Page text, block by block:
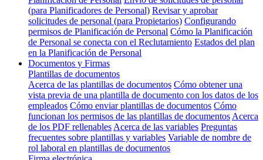
(para Planificadores de Personal) Revisar y aprobar
solicitudes de personal (para Propietarios) Configurando
permisos de Planificación de Personal Cómo la Planificación
de Personal se conecta con el Reclutamiento Estados del plan
en la Planificación de Personal
Documentos y Firmas
Plantillas de documentos
Acerca de las plantillas de documentos Cómo obtener una
vista previa de una plantilla de documento con los datos de los
empleados Cómo enviar plantillas de documentos Cómo
funcionan los permisos de las plantillas de documentos Acerca
de los PDF rellenables Acerca de las variables Preguntas
frecuentes sobre plantillas y variables Variable de nombre de
rol laboral en plantillas de documentos